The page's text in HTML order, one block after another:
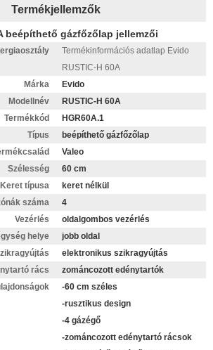
Termékjellemzők
beépíthető gázfőzőlap jellemzői
Termékinformációs adatlap Evido
RUSTIC-H 60A
Márka
Evido
Modellnév
RUSTIC-H 60A
Termékkód
HGR60A.1
Típus
beépíthető gázfőzőlap
Valeo
Szélesség
60 cm
Keret típusa
keret nélkül
száma
4
Vezérlés
oldalgombos vezérlés
helye
jobb oldal
elektronikus szikragyújtás
rács
zománcozott edénytartók
-60 cm széles
-rusztikus design
-4 gázégő
-zománcozott edénytartó rácsok